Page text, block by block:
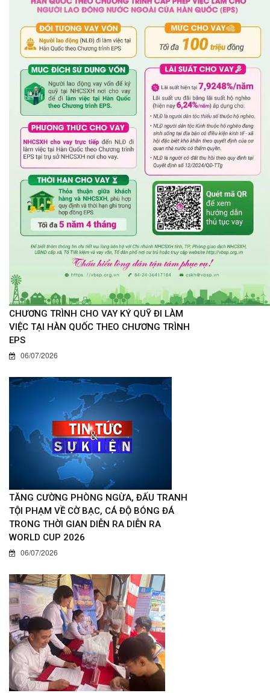
CHƯƠNG TRÌNH CHO VAY KÝ QUỸ ĐI LÀM
VIỆC TẠI HÀN QUỐC THEO CHƯƠNG TRÌNH
EPS
06/07/2026
TĂNG CƯỜNG PHÒNG NGỪA, ĐẤU TRANH
TỘI PHẠM VỀ CỜ BẠC, CÁ ĐỘ BÓNG ĐÁ
TRONG THỜI GIAN DIỄN RA DIỄN RA
WORLD CUP 2026
06/07/2026